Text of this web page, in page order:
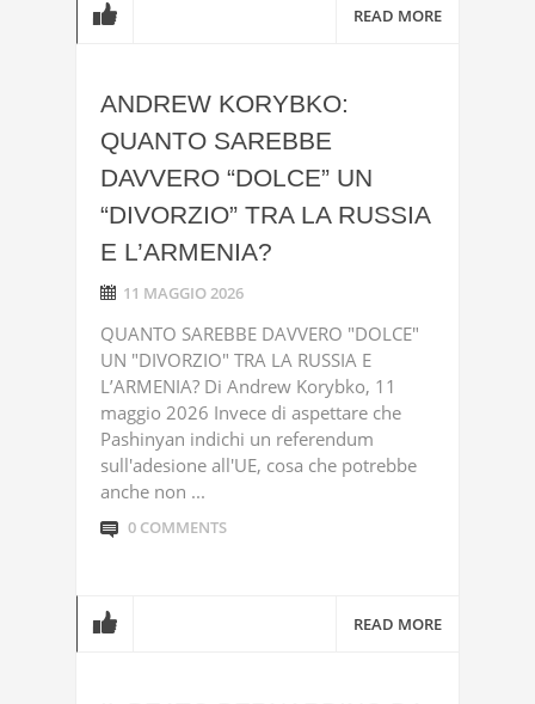
READ MORE
ANDREW KORYBKO:
QUANTO SAREBBE
DAVVERO “DOLCE” UN
“DIVORZIO” TRA LA RUSSIA
E L’ARMENIA?
11 MAGGIO 2026
QUANTO SAREBBE DAVVERO "DOLCE"
UN "DIVORZIO" TRA LA RUSSIA E
L’ARMENIA? Di Andrew Korybko, 11
maggio 2026 Invece di aspettare che
Pashinyan indichi un referendum
sull'adesione all'UE, cosa che potrebbe
anche non ...
0 COMMENTS
READ MORE